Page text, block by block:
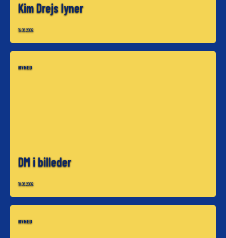
Kim Drejs lyner
19.05.2002
NYHED
DM i billeder
18.05.2002
NYHED